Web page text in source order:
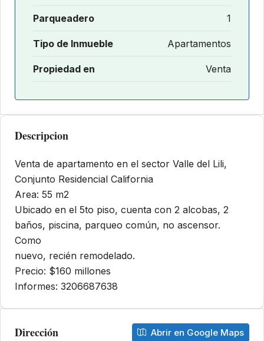
Parqueadero 1
Tipo de Inmueble Apartamentos
Propiedad en Venta
Descripcion
Venta de apartamento en el sector Valle del Lili,
Conjunto Residencial California
Area: 55 m2
Ubicado en el 5to piso, cuenta con 2 alcobas, 2
baños, piscina, parqueo común, no ascensor.
Como
nuevo, recién remodelado.
Precio: $160 millones
Informes: 3206687638
Dirección Abrir en Google Maps